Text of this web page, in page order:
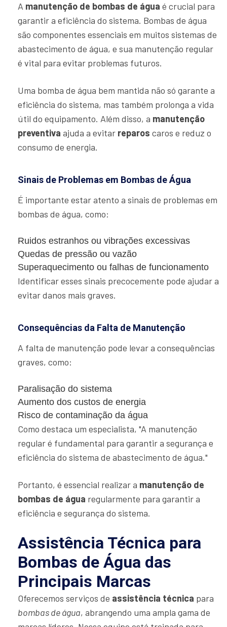
A manutenção de bombas de água é crucial para
garantir a eficiência do sistema. Bombas de água
são componentes essenciais em muitos sistemas de
abastecimento de água, e sua manutenção regular
é vital para evitar problemas futuros.
Uma bomba de água bem mantida não só garante a
eficiência do sistema, mas também prolonga a vida
útil do equipamento. Além disso, a manutenção
preventiva ajuda a evitar reparos caros e reduz o
consumo de energia.
Sinais de Problemas em Bombas de Água
É importante estar atento a sinais de problemas em
bombas de água, como:
Ruidos estranhos ou vibrações excessivas
Quedas de pressão ou vazão
Superaquecimento ou falhas de funcionamento
Identificar esses sinais precocemente pode ajudar a
evitar danos mais graves.
Consequências da Falta de Manutenção
A falta de manutenção pode levar a consequências
graves, como:
Paralisação do sistema
Aumento dos custos de energia
Risco de contaminação da água
Como destaca um especialista, "A manutenção
regular é fundamental para garantir a segurança e
eficiência do sistema de abastecimento de água."
Portanto, é essencial realizar a manutenção de
bombas de água regularmente para garantir a
eficiência e segurança do sistema.
Assistência Técnica para
Bombas de Água das
Principais Marcas
Oferecemos serviços de assistência técnica para
bombas de água, abrangendo uma ampla gama de